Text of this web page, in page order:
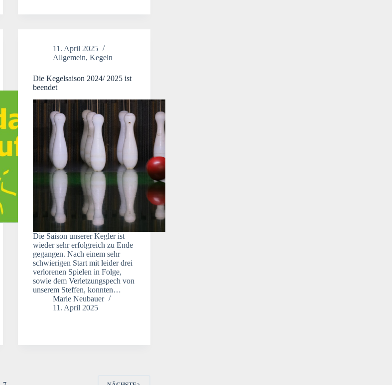
11. April 2025
Allgemein, Kegeln
Die Kegelsaison 2024/ 2025 ist
beendet
Die Saison unserer Kegler ist
wieder sehr erfolgreich zu Ende
gegangen. Nach einem sehr
schwierigen Start mit leider drei
verlorenen Spielen in Folge,
sowie dem Verletzungspech von
unserem Steffen, konnten…
Marie Neubauer
11. April 2025